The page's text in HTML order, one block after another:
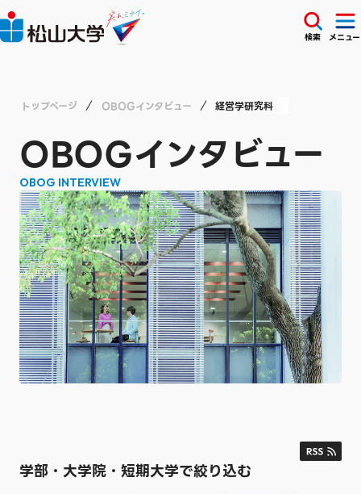
検索 メニュー
トップページ OBOGインタビュー 経営学研究科
OBOGインタビュー
OBOG INTERVIEW
学部・大学院・短期大学で絞り込む